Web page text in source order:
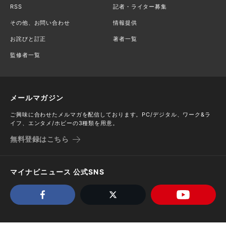
RSS 記者・ライター募集
その他、お問い合わせ 情報提供
お詫びと訂正 著者一覧
監修者一覧
メールマガジン
ご興味に合わせたメルマガを配信しております。PC/デジタル、ワーク&ラ
イフ、エンタメ/ホビーの3種類を用意。
無料登録はこちら
マイナビニュース 公式SNS